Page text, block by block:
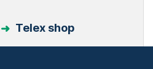
Telex shop